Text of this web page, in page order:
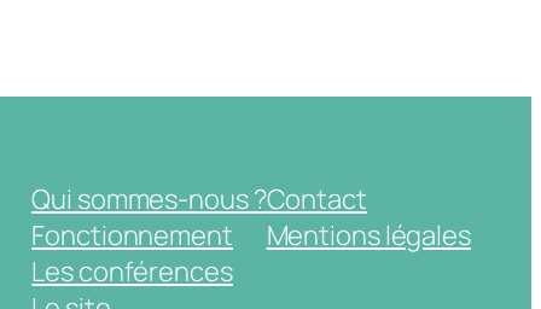
Qui sommes-nous ?
Fonctionnement
Les conférences
Contact
Mentions légales